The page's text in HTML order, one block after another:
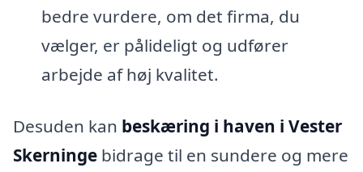
bedre vurdere, om det firma, du
vælger, er pålideligt og udfører
arbejde af høj kvalitet.
Desuden kan beskæring i haven i Vester
Skerninge bidrage til en sundere og mere